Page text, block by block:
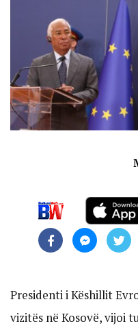
Presidenti i Këshillit
vizitës në Kosovë, vijoi